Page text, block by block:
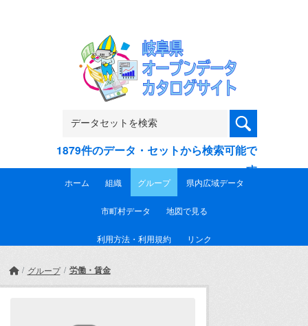
1879件のデータ・セットから検索可能で
す
ホーム 組織 グループ 県内広域データ
市町村データ 地図で見る
利用方法・利用規約 リンク
グループ 労働・賃金